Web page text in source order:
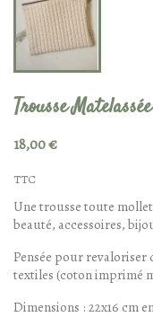
Trousse Matelassée
18,00 €
TTC
Une trousse toute
beauté, accessoires,
Pensée pour revaloriser
textiles (coton imprimé
Dimensions : 22x16 cm